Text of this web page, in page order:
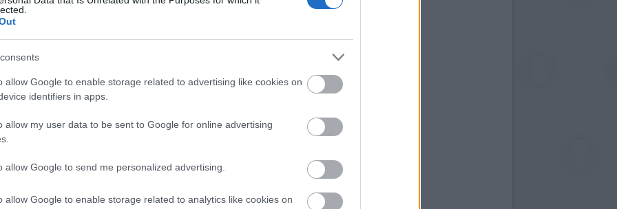
allow Google to enable storage related to advertising like cookies on
identifiers in apps.
allow my user data to be sent to Google for online advertising
allow Google to send me personalized advertising.
allow Google to enable storage related to analytics like cookies on
szövegírója, énekes-gitárosa - szerk.) dobta
Van egy The Teach Boys Amerikában és
van” – mesélték nevetve a zenekar tagjai.
egy Beach Boys koncertre. Meghallgatta
az együttes, azt mondta, még tanulniuk kell,